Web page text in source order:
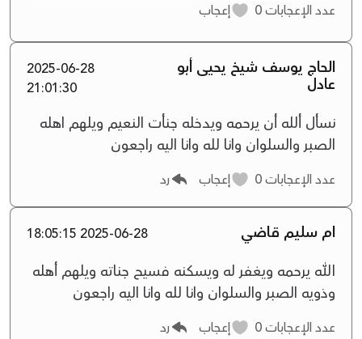
عدد الإعجابات إعجاب
الحاج يوسف شيخ يحيى أبو
عادل
2025-06-28
21:01:30
نسأل ألله أن يرحمه ويدخله جنأت النعيم ويلهم اهله
الصبر والسلوان وانا لله وانا اليه راجعون
عدد الإعجابات إعجاب رد
ام سليم قاضي 2025-06-28 18:05:15
الله يرحمه ويغفر له ويسكنه فسيح جناته ويلهم أهله
وذويه الصبر والسلوان وانا لله وانا اليه راجعون
عدد الإعجابات إعجاب رد